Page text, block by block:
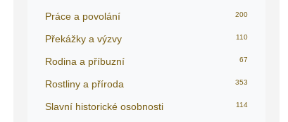
Práce a povolání 200
Překážky a výzvy 110
Rodina a příbuzní 67
Rostliny a příroda 353
Slavní historické osobnosti 114